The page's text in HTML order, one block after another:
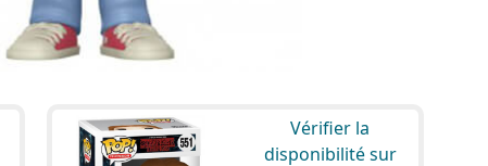
Vérifier la
disponibilité sur